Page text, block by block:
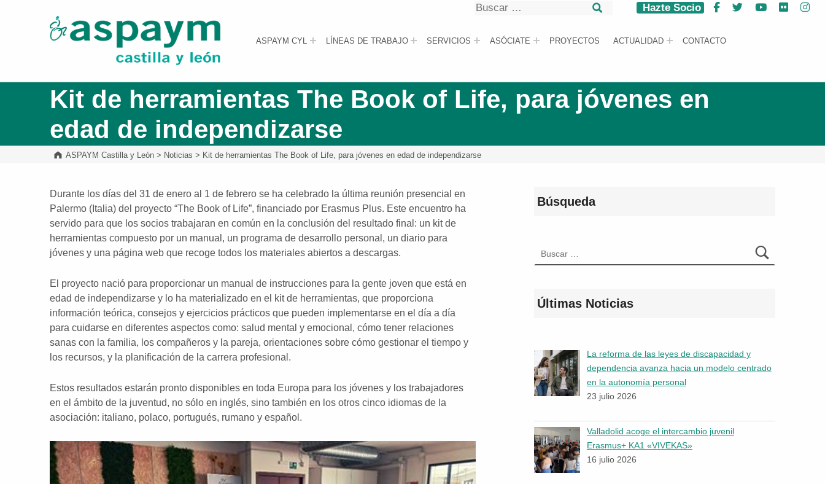
ASPAYM Castilla y León
ASPAYM CYL LÍNEAS DE TRABAJO SERVICIOS ASÓCIATE PROYECTOS ACTUALIDAD CONTACTO
Buscar
Hazte Socio Facebook
Twitter YouTube
Flickr
Kit de herramientas The Book of Life, para jóvenes en
edad de independizarse
ASPAYM Castilla y León > Noticias > Kit de herramientas The Book of Life, para jóvenes en edad de independizarse
Durante los días del 31 de enero al 1 de febrero se ha celebrado la última reunión presencial en
Palermo (Italia) del proyecto “The Book of Life”, financiado por Erasmus Plus. Este encuentro ha
servido para que los socios trabajaran en común en la conclusión del resultado final: un kit de
herramientas compuesto por un manual, un programa de desarrollo personal, un diario para
jóvenes y una página web que recoge todos los materiales abiertos a descargas.
El proyecto nació para proporcionar un manual de instrucciones para la gente joven que está en
edad de independizarse y lo ha materializado en el kit de herramientas, que proporciona
información teórica, consejos y ejercicios prácticos que pueden implementarse en el día a día
para cuidarse en diferentes aspectos como: salud mental y emocional, cómo tener relaciones
sanas con la familia, los compañeros y la pareja, orientaciones sobre cómo gestionar el tiempo y
los recursos, y la planificación de la carrera profesional.
Estos resultados estarán pronto disponibles en toda Europa para los jóvenes y los trabajadores
en el ámbito de la juventud, no sólo en inglés, sino también en los otros cinco idiomas de la
asociación: italiano, polaco, portugués, rumano y español.
Búsqueda
Últimas Noticias
La reforma de las leyes de discapacidad y
dependencia avanza hacia un modelo centrado
en la autonomía personal
23 julio 2026
Valladolid acoge el intercambio juvenil
Erasmus+ KA1 «VIVEKAS»
16 julio 2026